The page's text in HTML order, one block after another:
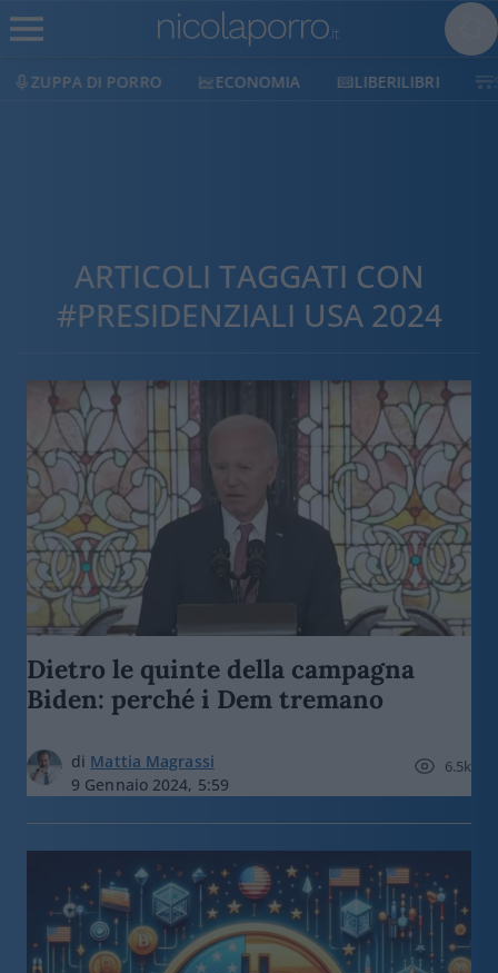
ECONOMIA LIBERILIBRI SHOP SOSTIENICI
ARTICOLI TAGGATI CON
#PRESIDENZIALI USA 2024
Dietro le quinte della campagna
Biden: perché i Dem tremano
di Mattia Magrassi
9 Gennaio 2024, 5:59
6.5k